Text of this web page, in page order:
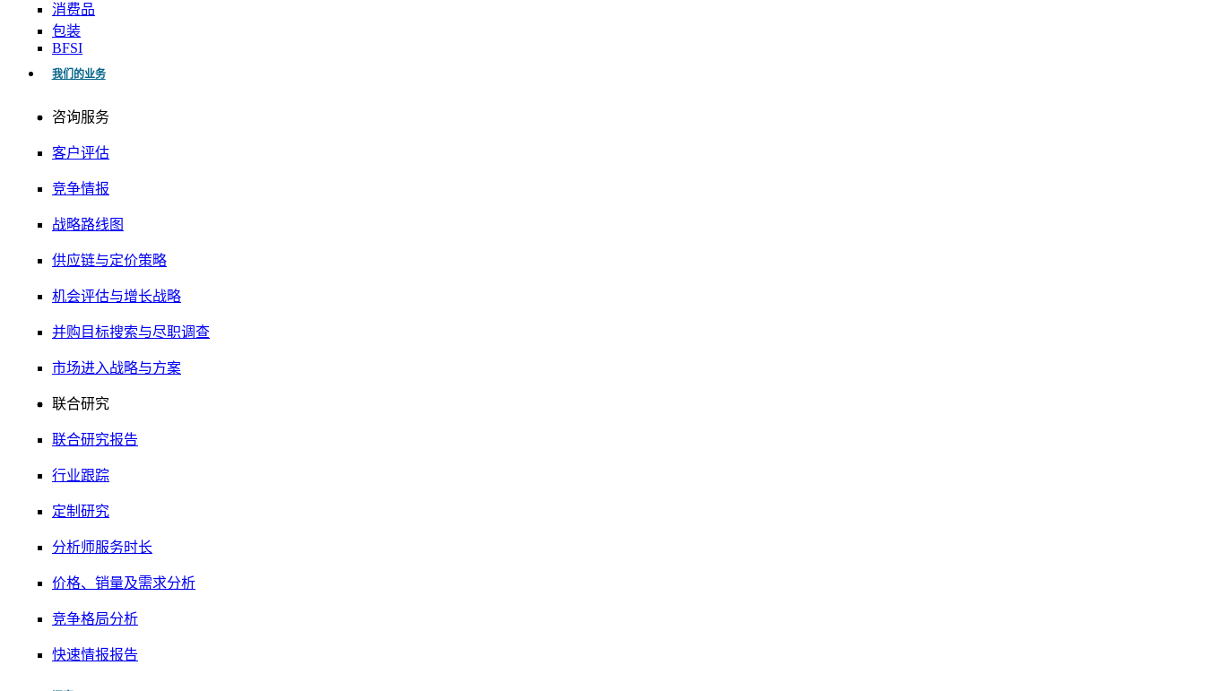
消费品
包装
BFSI
我们的业务
咨询服务
客户评估
竞争情报
战略路线图
供应链与定价策略
机会评估与增长战略
并购目标搜索与尽职调查
市场进入战略与方案
联合研究
联合研究报告
行业跟踪
定制研究
分析师服务时长
价格、销量及需求分析
竞争格局分析
快速情报报告